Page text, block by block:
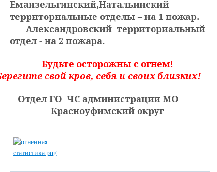
Еманзельгинский,Натальинский
территориальные отделы – на 1 пожар.
Александровский территориальный
отдел - на 2 пожара.
Будьте осторожны с огнем!
свой кров, себя и своих близких!
Отдел ГО ЧС администрации МО
Красноуфимский округ